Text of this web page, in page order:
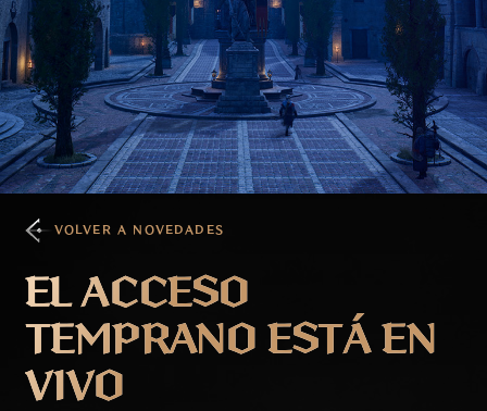
VOLVER A NOVEDADES
EL ACCESO
TEMPRANO ESTÁ EN
VIVO